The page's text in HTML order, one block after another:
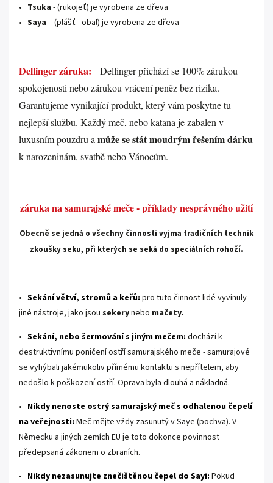
• Tsuka -(rukojeť) je vyrobena ze dřeva
• Saya –(plášť - obal) je vyrobena ze dřeva
Dellinger záruka:
Dellinger přichází se 100% zárukou
spokojenosti nebo zárukou vrácení peněz bez rizika.
Garantujeme vynikající produkt, který vám poskytne tu
nejlepší službu. Každý meč, nebo katana je zabalen v
luxusním pouzdru a může se stát moudrým řešením dárku
k narozeninám, svatbě nebo Vánocům.
záruka na samurajské meče - příklady nesprávného užití
Obecně se jedná o všechny činnosti vyjma tradičních technik
zkoušky seku, při kterých se seká do speciálních rohoží.
• Sekání větví, stromů a keřů: pro tuto činnost lidé vyvinuly
jiné nástroje, jako jsou sekerynebo mačety.
• Sekání, nebo šermování s jiným mečem: dochází k
destruktivnímu poničení ostří samurajského meče - samurajové
se vyhýbali jakémukoliv přímému kontaktu s nepřítelem, aby
nedošlo k poškození ostří. Oprava byla dlouhá a nákladná.
• Nikdy nenoste ostrý samurajský meč s odhalenou čepelí
na veřejnosti: Meč mějte vždy zasunutý v Saye (pochva). V
Německu a jiných zemích EU je toto dokonce povinnost
předepsaná zákonem o zbraních.
• Nikdy nezasunujte znečištěnou čepel do Sayi: Pokud